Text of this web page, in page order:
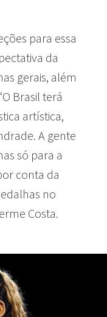
para essa
da
gerais, além
Brasil terá
artística,
A gente
só para a
conta da
no
Costa.